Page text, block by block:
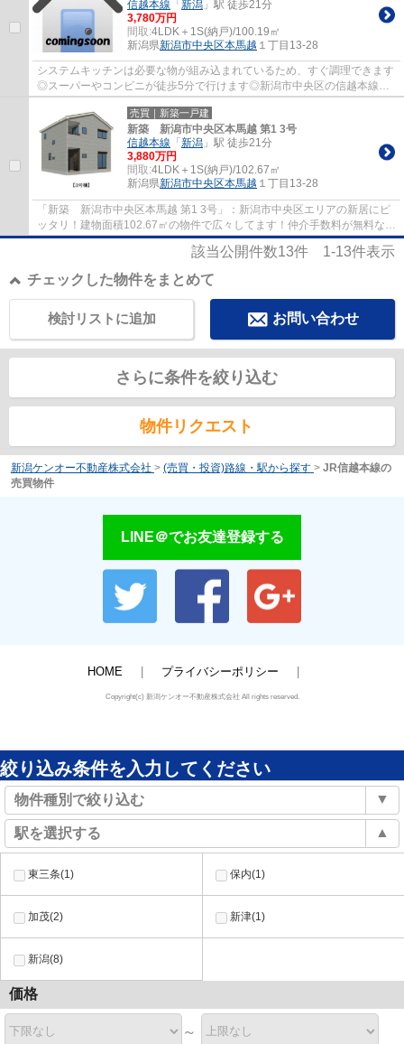
信越本線 「 新潟 」駅 徒歩21分
3,780万円
間取:4LDK＋1S(納戸)/100.19㎡
新潟県新潟市中央区本馬越 １丁目13-28
システムキッチンは必要な物が組み込まれているため、すぐ調理できます
◎スーパーやコンビニが徒歩5分で行けます◎新潟市中央区の信越本線新
潟周辺で住まい探しをするのであれば、当社ま...
売買｜新築一戸建
新築 新潟市中央区本馬越 第1 3号
信越本線 「 新潟 」駅 徒歩21分
3,880万円
間取:4LDK＋1S(納戸)/102.67㎡
新潟県新潟市中央区本馬越 １丁目13-28
「新築 新潟市中央区本馬越 第1 3号」：新潟市中央区エリアの新居にピ
ッタリ！建物面積102.67㎡の物件で広々してます！仲介手数料が無料なの
で引越しの初期費用を抑えることができ...
該当公開件数13件 1-13件表示
チェックした物件をまとめて
お問い合わせ
検討リストに追加
さらに条件を絞り込む
物件リクエスト
新潟ケンオー不動産株式会社 > (売買・投資)路線・駅から探す > JR信越本線の
売買物件
LINE＠でお友達登録する
HOME プライバシーポリシー
Copyright(c) 新潟ケンオー不動産株式会社 All rights reserved.
絞り込み条件を入力してください
物件種別で絞り込む ▼
駅を選択する ▲
東三条(1) 保内(1)
加茂(2) 新津(1)
新潟(8)
価格
～